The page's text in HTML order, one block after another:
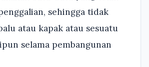
sehingga tidak
atau kapak atau sesuatu
selama pembangunan